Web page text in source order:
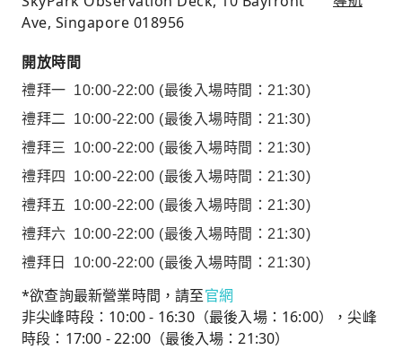
Ave, Singapore 018956
開放時間
禮拜一 10:00-22:00 (最後入場時間：21:30)
禮拜二
10:00-22:00 (最後入場時間：21:30)
禮拜三
10:00-22:00 (最後入場時間：21:30)
禮拜四
10:00-22:00 (最後入場時間：21:30)
禮拜五
10:00-22:00 (最後入場時間：21:30)
禮拜六 10:00-22:00 (最後入場時間：21:30)
禮拜日
10:00-22:00 (最後入場時間：21:30)
*欲查詢最新營業時間，請至官網
非尖峰時段：10:00 - 16:30（最後入場：16:00），尖峰
時段：17:00 - 22:00（最後入場：21:30）